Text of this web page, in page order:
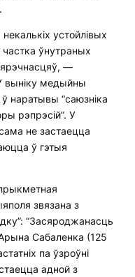
устойлівых
ўнутраных
—
выніку медыйны
наратывы “саюзніка
рэпрэсій”. У
не застаецца
ў гэтыя
звязана з
“Засяроджанасць
Сабаленка (125
па ўзроўні
адной з